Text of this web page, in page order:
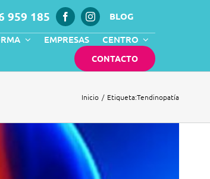
959 185
BLOG
EMPRESAS CENTRO
CONTACTO
Inicio Etiqueta:Tendinopatía